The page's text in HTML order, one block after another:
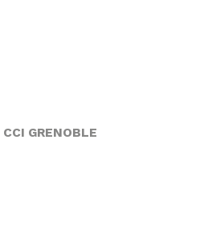
GRENOBLE